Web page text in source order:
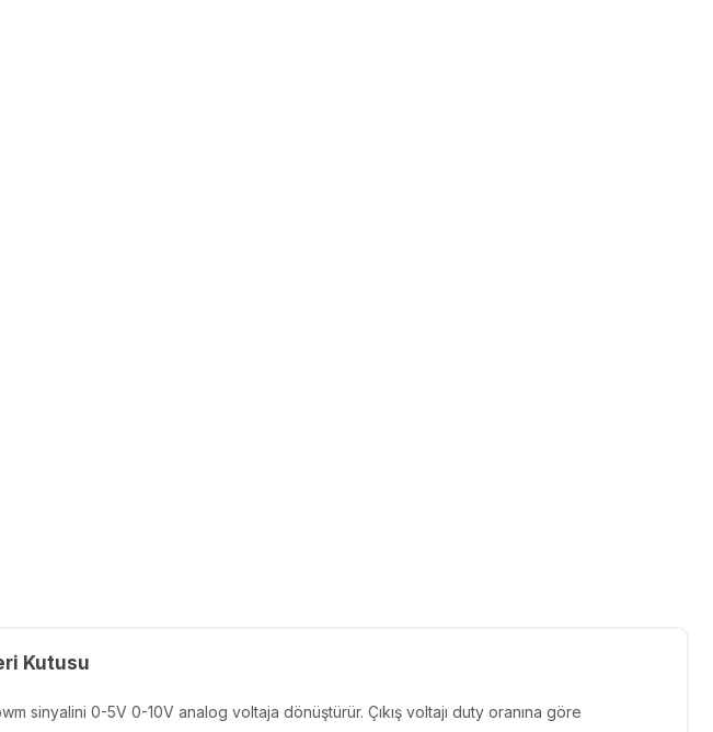
Kutusu
sinyalini 0-5V 0-10V analog voltaja dönüştürür. Çıkış voltajı duty oranına göre